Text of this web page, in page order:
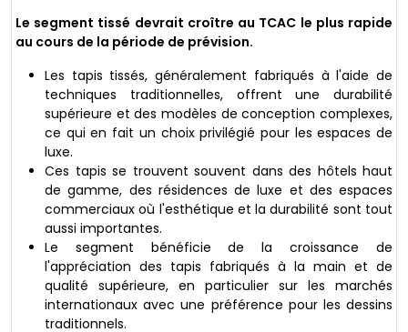
Le segment tissé devrait croître au TCAC le plus rapide
au cours de la période de prévision.
Les tapis tissés, généralement fabriqués à l'aide de
techniques traditionnelles, offrent une durabilité
supérieure et des modèles de conception complexes,
ce qui en fait un choix privilégié pour les espaces de
luxe.
Ces tapis se trouvent souvent dans des hôtels haut
de gamme, des résidences de luxe et des espaces
commerciaux où l'esthétique et la durabilité sont tout
aussi importantes.
Le segment bénéficie de la croissance de
l'appréciation des tapis fabriqués à la main et de
qualité supérieure, en particulier sur les marchés
internationaux avec une préférence pour les dessins
traditionnels.